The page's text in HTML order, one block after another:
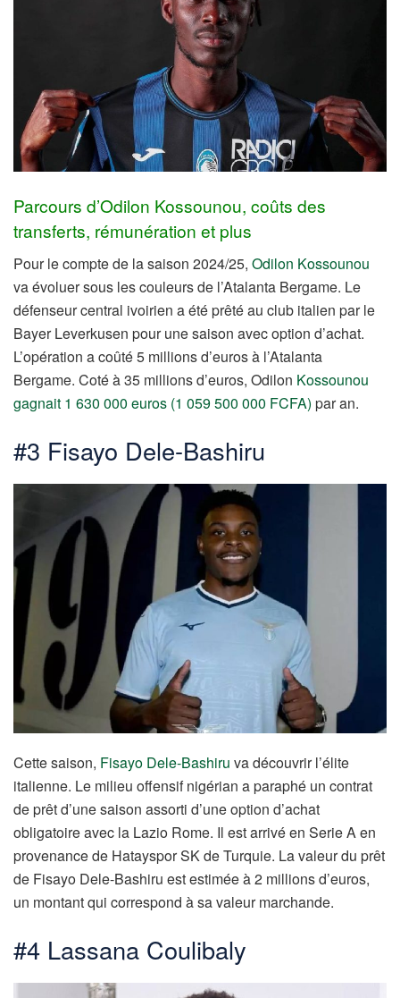
Parcours d’Odilon Kossounou, coûts des
transferts, rémunération et plus
Pour le compte de la saison 2024/25, Odilon Kossounou
va évoluer sous les couleurs de l’Atalanta Bergame. Le
défenseur central ivoirien a été prêté au club italien par le
Bayer Leverkusen pour une saison avec option d’achat.
L’opération a coûté 5 millions d’euros à l’Atalanta
Bergame. Coté à 35 millions d’euros, Odilon Kossounou
gagnait 1 630 000 euros (1 059 500 000 FCFA) par an.
#3 Fisayo Dele-Bashiru
Cette saison, Fisayo Dele-Bashiru va découvrir l’élite
italienne. Le milieu offensif nigérian a paraphé un contrat
de prêt d’une saison assorti d’une option d’achat
obligatoire avec la Lazio Rome. Il est arrivé en Serie A en
provenance de Hatayspor SK de Turquie. La valeur du prêt
de Fisayo Dele-Bashiru est estimée à 2 millions d’euros,
un montant qui correspond à sa valeur marchande.
#4 Lassana Coulibaly